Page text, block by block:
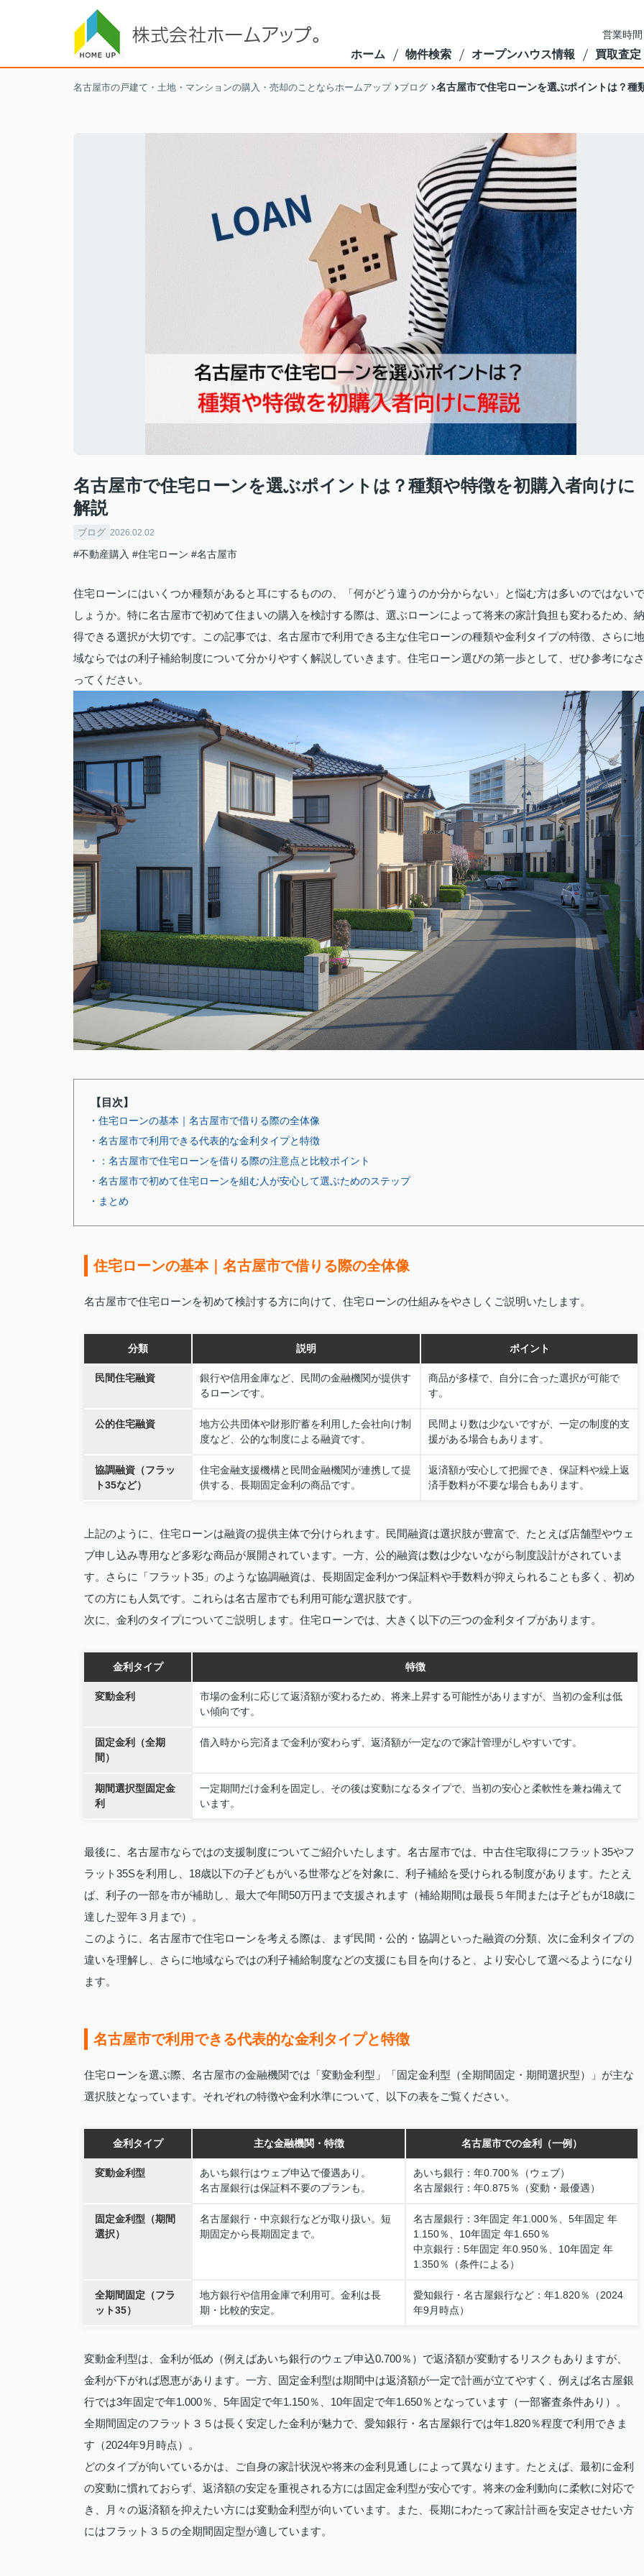
営業時
ホーム 物件検索 オープンハウス情報 買取査定
名古屋市の戸建て・土地・マンションの購入・売却のことならホームアップ ブログ 名古屋市で住宅ローンを選ぶポイントは？種
名古屋市で住宅ローンを選ぶポイントは？種類や特徴を初購入者向けに
解説
ブログ 2026.02.02
#不動産購入 #住宅ローン #名古屋市
住宅ローンにはいくつか種類があると耳にするものの、「何がどう違うのか分からない」と悩む方は多いのではないで
しょうか。特に名古屋市で初めて住まいの購入を検討する際は、選ぶローンによって将来の家計負担も変わるため、納
得できる選択が大切です。この記事では、名古屋市で利用できる主な住宅ローンの種類や金利タイプの特徴、さらに地
域ならではの利子補給制度について分かりやすく解説していきます。住宅ローン選びの第一歩として、ぜひ参考になさ
ってください。
【目次】
・住宅ローンの基本｜名古屋市で借りる際の全体像
・名古屋市で利用できる代表的な金利タイプと特徴
・：名古屋市で住宅ローンを借りる際の注意点と比較ポイント
・名古屋市で初めて住宅ローンを組む人が安心して選ぶためのステップ
・まとめ
住宅ローンの基本｜名古屋市で借りる際の全体像
名古屋市で住宅ローンを初めて検討する方に向けて、住宅ローンの仕組みをやさしくご説明いたします。
分類 説明 ポイント
民間住宅融資
銀行や信用金庫など、民間の金融機関が提供す
るローンです。
商品が多様で、自分に合った選択が可能で
す。
公的住宅融資
地方公共団体や財形貯蓄を利用した会社向け制
度など、公的な制度による融資です。
民間より数は少ないですが、一定の制度的支
援がある場合もあります。
協調融資（フラッ
ト35など）
住宅金融支援機構と民間金融機関が連携して提
供する、長期固定金利の商品です。
返済額が安心して把握でき、保証料や繰上返
済手数料が不要な場合もあります。
上記のように、住宅ローンは融資の提供主体で分けられます。民間融資は選択肢が豊富で、たとえば店舗型やウェ
ブ申し込み専用など多彩な商品が展開されています。一方、公的融資は数は少ないながら制度設計がされていま
す。さらに「フラット35」のような協調融資は、長期固定金利かつ保証料や手数料が抑えられることも多く、初め
ての方にも人気です。これらは名古屋市でも利用可能な選択肢です。
次に、金利のタイプについてご説明します。住宅ローンでは、大きく以下の三つの金利タイプがあります。
金利タイプ 特徴
変動金利
市場の金利に応じて返済額が変わるため、将来上昇する可能性がありますが、当初の金利は低
い傾向です。
固定金利（全期
間）
借入時から完済まで金利が変わらず、返済額が一定なので家計管理がしやすいです。
期間選択型固定金
利
一定期間だけ金利を固定し、その後は変動になるタイプで、当初の安心と柔軟性を兼ね備えて
います。
最後に、名古屋市ならではの支援制度についてご紹介いたします。名古屋市では、中古住宅取得にフラット35やフ
ラット35Sを利用し、18歳以下の子どもがいる世帯などを対象に、利子補給を受けられる制度があります。たとえ
ば、利子の一部を市が補助し、最大で年間50万円まで支援されます（補給期間は最長５年間または子どもが18歳に
達した翌年３月まで）。
このように、名古屋市で住宅ローンを考える際は、まず民間・公的・協調といった融資の分類、次に金利タイプの
違いを理解し、さらに地域ならではの利子補給制度などの支援にも目を向けると、より安心して選べるようになり
ます。
名古屋市で利用できる代表的な金利タイプと特徴
住宅ローンを選ぶ際、名古屋市の金融機関では「変動金利型」「固定金利型（全期間固定・期間選択型）」が主な
選択肢となっています。それぞれの特徴や金利水準について、以下の表をご覧ください。
金利タイプ 主な金融機関・特徴 名古屋市での金利（一例）
変動金利型
あいち銀行はウェブ申込で優遇あり。
名古屋銀行は保証料不要のプランも。
あいち銀行：年0.700％（ウェブ）
名古屋銀行：年0.875％（変動・最優遇）
固定金利型（期間
選択）
名古屋銀行・中京銀行などが取り扱い。短
期固定から長期固定まで。
名古屋銀行：3年固定 年1.000％、5年固定 年
1.150％、10年固定 年1.650％
中京銀行：5年固定 年0.950％、10年固定 年
1.350％（条件による）
全期間固定（フラ
ット35）
地方銀行や信用金庫で利用可。金利は長
期・比較的安定。
愛知銀行・名古屋銀行など：年1.820％（2024
年9月時点）
変動金利型は、金利が低め（例えばあいち銀行のウェブ申込0.700％）で返済額が変動するリスクもありますが、
金利が下がれば恩恵があります。一方、固定金利型は期間中は返済額が一定で計画が立てやすく、例えば名古屋銀
行では3年固定で年1.000％、5年固定で年1.150％、10年固定で年1.650％となっています（一部審査条件あり）。
全期間固定のフラット３５は長く安定した金利が魅力で、愛知銀行・名古屋銀行では年1.820％程度で利用できま
す（2024年9月時点）。
どのタイプが向いているかは、ご自身の家計状況や将来の金利見通しによって異なります。たとえば、最初に金利
の変動に慣れておらず、返済額の安定を重視される方には固定金利型が安心です。将来の金利動向に柔軟に対応で
き、月々の返済額を抑えたい方には変動金利型が向いています。また、長期にわたって家計計画を安定させたい方
にはフラット３５の全期間固定型が適しています。